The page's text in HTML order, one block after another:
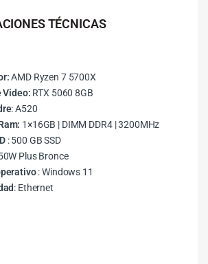
TÉCNICAS
AMD Ryzen 7 5700X
Video: RTX 5060 8GB
: A520
1×16GB | DIMM DDR4 | 3200MHz
: 500 GB SSD
Plus Bronce
: Windows 11
: Ethernet